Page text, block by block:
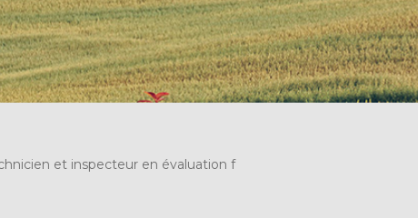
et inspecteur en évaluation f